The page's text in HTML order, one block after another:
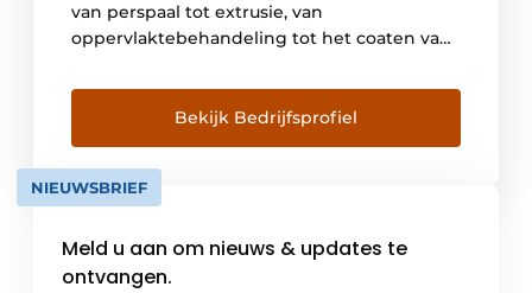
van perspaal tot extrusie, van
oppervlaktebehandeling tot het coaten van
het verzorgen van het transport naar
fabrikanten van ramen, deuren, veranda’s,
schuifsystemen en gordijngevels in België,
Frankrijk, Nederland, Duitsland, Zwitserland,
Zweden, Denemarken, Noorwegen en
Bekijk Bedrijfsprofiel
NIEUWSBRIEF
Meld u aan om nieuws & updates te
ontvangen.